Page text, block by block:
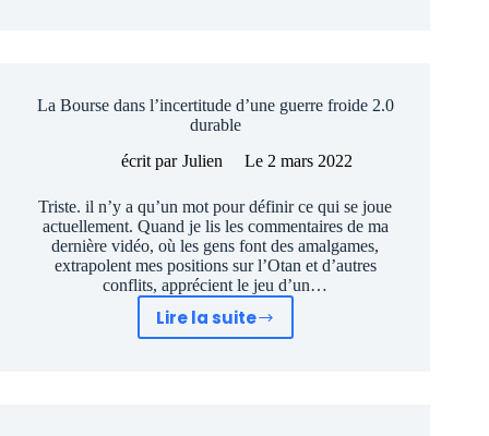
Il
faut
que
change
pour
que
rien
ne
change
La Bourse dans l’incertitude d’une guerre froide 2.0
durable
écrit par Julien Le 2 mars 2022
Triste. il n’y a qu’un mot pour définir ce qui se joue
actuellement. Quand je lis les commentaires de ma
dernière vidéo, où les gens font des amalgames,
extrapolent mes positions sur l’Otan et d’autres
conflits, apprécient le jeu d’un…
Lire la suite
La